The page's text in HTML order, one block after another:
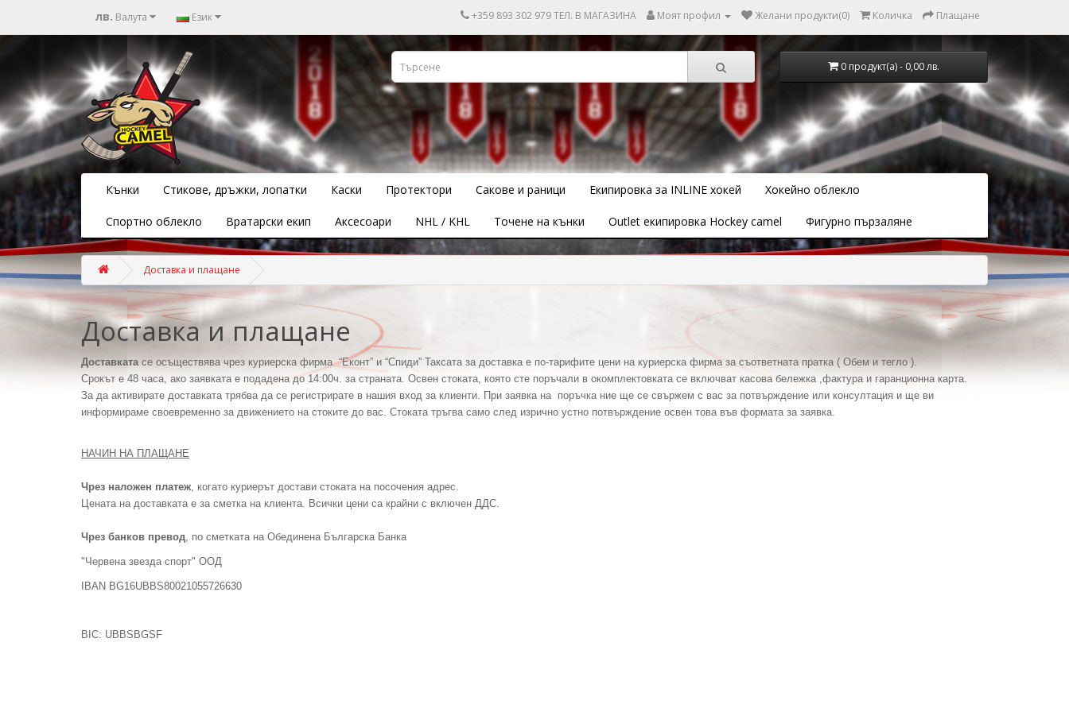
лв. Валута Език +359 893 302 979 ТЕЛ. В МАГАЗИНА Моят профил Желани продукти(0) Количка Плащане
0 продукт(а) - 0,00 лв.
Кънки Стикове, дръжки, лопатки Каски Протектори Сакове и раници Екипировка за INLINE хокей Хокейно облекло
Спортно облекло Вратарски екип Аксесоари NHL / KHL Точене на кънки Outlet екипировка Hockey camel Фигурно пързаляне
Доставка и плащане
Доставка и плащане
Доставкатасе осъществява чрез куриерска фирма“Еконт” и “Спиди” Таксата за доставка е по-тарифите цени на куриерска фирмаза съответната пратка ( Обем и тегло ).
Срокът е 48 часа, ако заявката е подадена до 14:00ч. за страната. Освен стоката, която сте поръчали в окомплектовката се включват касова бележка ,фактура и гаранционна карта.
За да активирате доставката трябва да се регистрирате в нашия вход за клиенти. При заявка на поръчка ние ще се свържем с вас за потвърждение или консултация и ще ви
информираме своевременно за движението на стоките до вас. Стоката тръгва само след изрично устно потвърждение освен това във формата за заявка.
НАЧИН НА ПЛАЩАНЕ
Чрез наложен платеж, когато куриерът достави стоката на посочения адрес.
Цената на доставката е за сметка на клиента. Всички цени са крайни с включен ДДС.
Чрез банков превод, по сметката на Обединена Българска Банка
"Червена звезда спорт" ООД
IBAN BG16UBBS80021055726630
BIC: UBBSBGSF